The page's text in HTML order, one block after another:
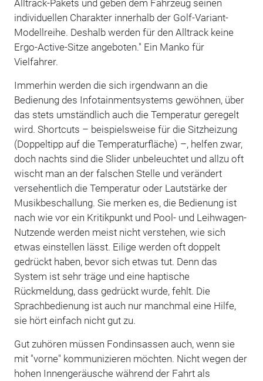
Alltrack-Pakets und geben dem Fahrzeug seinen
individuellen Charakter innerhalb der Golf-Variant-
Modellreihe. Deshalb werden für den Alltrack keine
Ergo-Active-Sitze angeboten." Ein Manko für
Vielfahrer.
Immerhin werden die sich irgendwann an die
Bedienung des Infotainmentsystems gewöhnen, über
das stets umständlich auch die Temperatur geregelt
wird. Shortcuts – beispielsweise für die Sitzheizung
(Doppeltipp auf die Temperaturfläche) –, helfen zwar,
doch nachts sind die Slider unbeleuchtet und allzu oft
wischt man an der falschen Stelle und verändert
versehentlich die Temperatur oder Lautstärke der
Musikbeschallung. Sie merken es, die Bedienung ist
nach wie vor ein Kritikpunkt und Pool- und Leihwagen-
Nutzende werden meist nicht verstehen, wie sich
etwas einstellen lässt. Eilige werden oft doppelt
gedrückt haben, bevor sich etwas tut. Denn das
System ist sehr träge und eine haptische
Rückmeldung, dass gedrückt wurde, fehlt. Die
Sprachbedienung ist auch nur manchmal eine Hilfe,
sie hört einfach nicht gut zu.
Gut zuhören müssen Fondinsassen auch, wenn sie
mit "vorne" kommunizieren möchten. Nicht wegen der
hohen Innengeräusche während der Fahrt als